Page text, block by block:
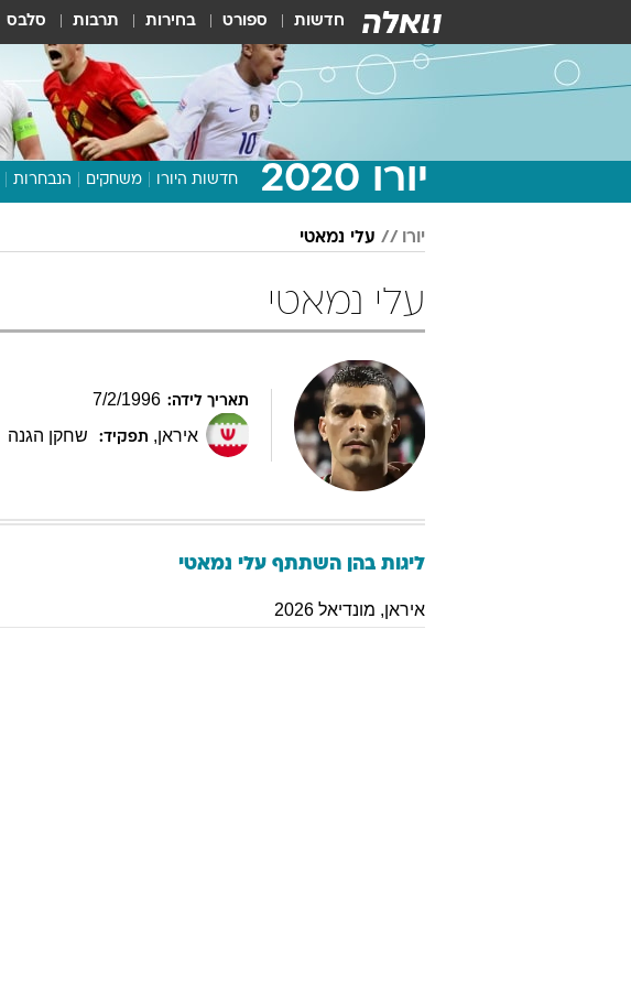
חדשות ספורט בחירות תרבות סלבס
יורו 2020 חדשות היורו משחקים הנבחרות
יורו עלי נמאטי
עלי נמאטי
תאריך לידה: 7/2/1996
איראן, תפקיד: שחקן הגנה
ליגות בהן השתתף עלי נמאטי
איראן, מונדיאל 2026